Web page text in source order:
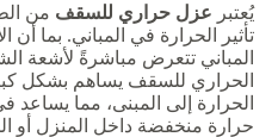
يُعتبر عزل حراري للسقف من
تأثير الحرارة في المباني. بما أن
المباني تتعرض مباشرةً لأشعة
الحراري للسقف يساهم بشكل
الحرارة إلى المبنى، مما
حرارة منخفضة داخل المنزل أو